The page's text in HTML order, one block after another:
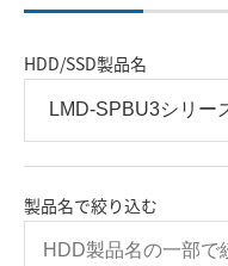
HDD/SSD製品名
製品名で絞り込む